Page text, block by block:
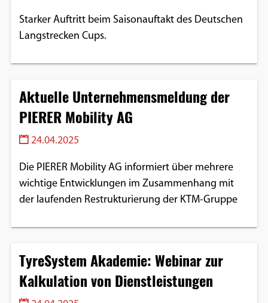
Starker Auftritt beim Saisonauftakt des Deutschen
Langstrecken Cups.
Aktuelle Unternehmensmeldung der
PIERER Mobility AG
24.04.2025
Die PIERER Mobility AG informiert über mehrere
wichtige Entwicklungen im Zusammenhang mit
der laufenden Restrukturierung der KTM-Gruppe
TyreSystem Akademie: Webinar zur
Kalkulation von Dienstleistungen